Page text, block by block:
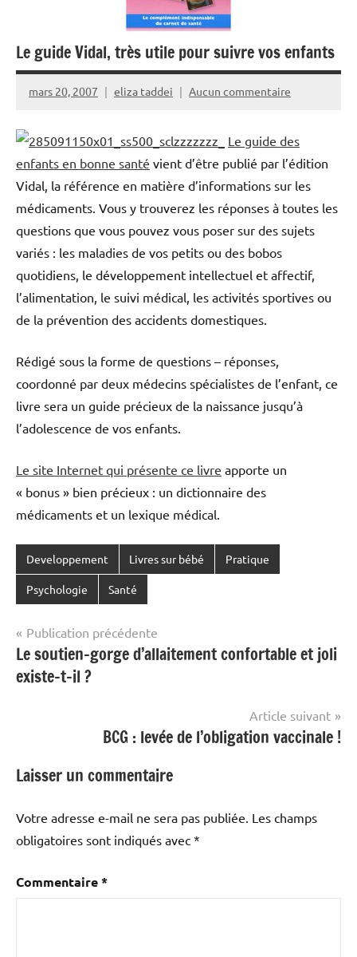
Le guide Vidal, très utile pour suivre vos enfants
mars 20, 2007 eliza taddei Aucun commentaire
Le guide des
enfants en bonne santé vient d’être publié par l’édition
Vidal, la référence en matière d’informations sur les
médicaments. Vous y trouverez les réponses à toutes les
questions que vous pouvez vous poser sur des sujets
variés : les maladies de vos petits ou des bobos
quotidiens, le développement intellectuel et affectif,
l’alimentation, le suivi médical, les activités sportives ou
de la prévention des accidents domestiques.
Rédigé sous la forme de questions – réponses,
coordonné par deux médecins spécialistes de l’enfant, ce
livre sera un guide précieux de la naissance jusqu’à
l’adolescence de vos enfants.
Le site Internet qui présente ce livre apporte un
« bonus » bien précieux : un dictionnaire des
médicaments et un lexique médical.
Developpement Livres sur bébé Pratique
Psychologie Santé
Navigation
de
l’article
Publication précédente
Le soutien-gorge d’allaitement confortable et joli
existe-t-il ?
Article suivant
BCG : levée de l’obligation vaccinale !
Laisser un commentaire
Votre adresse e-mail ne sera pas publiée. Les champs
obligatoires sont indiqués avec *
Commentaire*